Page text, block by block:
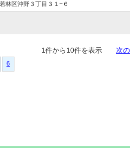
林区沖野３丁目３１−６
1件から10件を表示 次
6